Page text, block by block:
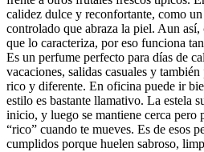
calidez dulce y reconfortante, como
controlado que abraza la piel. Aun así,
que lo caracteriza, por eso funciona
Es un perfume perfecto para días de
vacaciones, salidas casuales y
rico y diferente. En oficina puede ir
estilo es bastante llamativo. La estela
inicio, y luego se mantiene cerca pero
“rico” cuando te mueves. Es de esos
cumplidos porque huelen sabroso,